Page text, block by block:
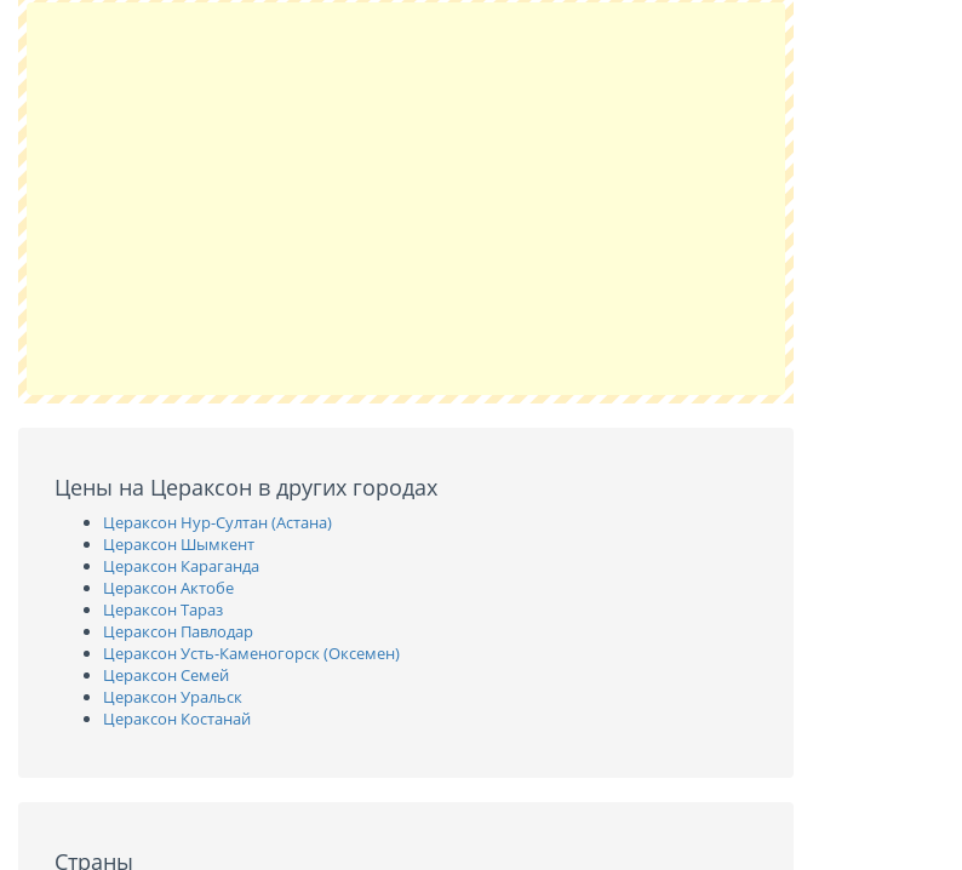
Цены на Цераксон в других городах
Цераксон Нур-Султан (Астана)
Цераксон Шымкент
Цераксон Караганда
Цераксон Актобе
Цераксон Тараз
Цераксон Павлодар
Цераксон Усть-Каменогорск (Оксемен)
Цераксон Семей
Цераксон Уральск
Цераксон Костанай
Страны